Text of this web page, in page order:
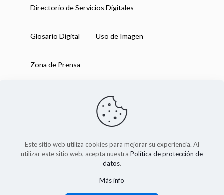
Directorio de Servicios Digitales
Glosario Digital Uso de Imagen
Zona de Prensa
IAB México 2025
Este sitio web utiliza cookies para mejorar su experiencia. Al
utilizar este sitio web, acepta nuestra Política de protección de
datos.
Más info